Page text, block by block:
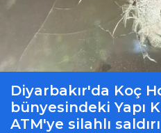
Diyarbakır'da Koç
bünyesindeki Yapı
ATM'ye silahlı saldırı